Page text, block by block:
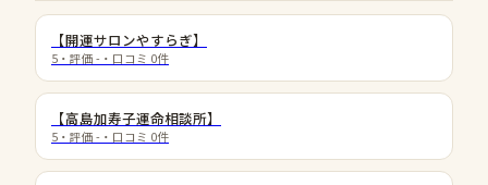
【開運サロンやすらぎ】
5 ・評価 - ・口コミ 0件
【高島加寿子運命相談所】
5 ・評価 - ・口コミ 0件